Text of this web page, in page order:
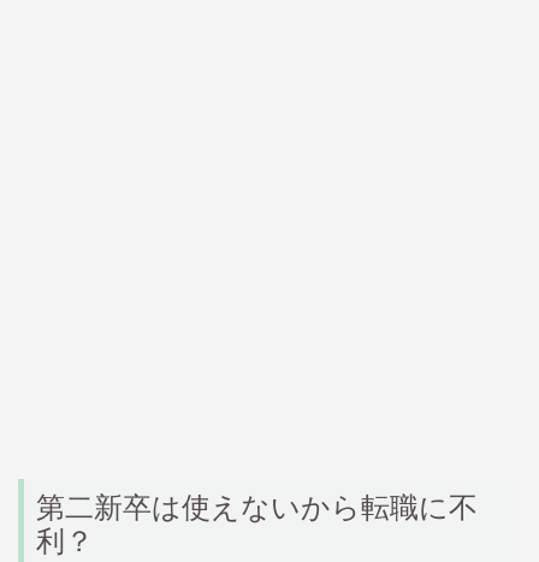
第二新卒は使えないから転職に不
利？